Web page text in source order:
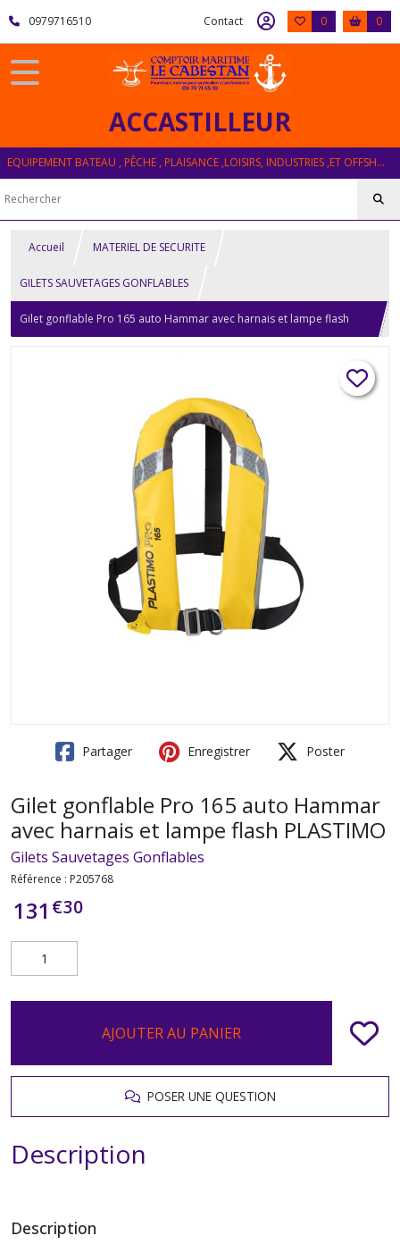
0979716510 Contact 0 0
ACCASTILLEUR
EQUIPEMENT BATEAU , PÊCHE , PLAISANCE ,LOISIRS, INDUSTRIES ,ET OFFSHORE
Accueil MATERIEL DE SECURITE
GILETS SAUVETAGES GONFLABLES
Gilet gonflable Pro 165 auto Hammar avec harnais et lampe flash
Partager Enregistrer Poster
Gilet gonflable Pro 165 auto Hammar
avec harnais et lampe flash PLASTIMO
Gilets Sauvetages Gonflables
Référence : P205768
131 €30
AJOUTER AU PANIER
POSER UNE QUESTION
Description
Description